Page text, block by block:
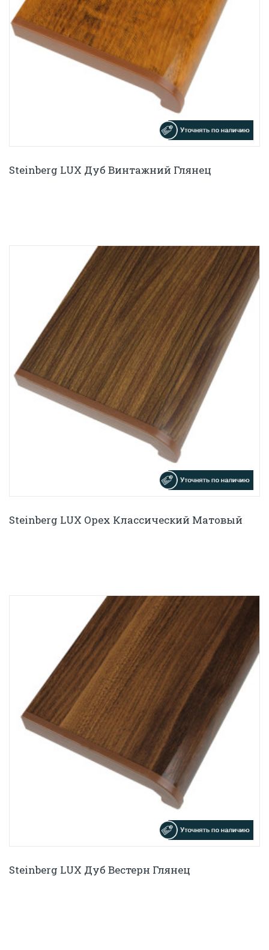
Steinberg LUX Дуб Винтажний Глянец
Steinberg LUX Орех Классический Матовый
Steinberg LUX Дуб Вестерн Глянец